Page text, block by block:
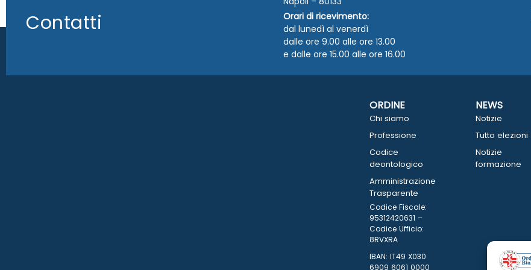
Contatti
Orari di ricevimento:
dal lunedì al venerdì
dalle ore 9.00 alle ore 13.00
e dalle ore 15.00 alle ore 16.00
ORDINE
Chi siamo
Professione
Codice
deontologico
Amministrazione
Trasparente
Codice Fiscale:
95312420631 –
Codice Ufficio:
8RVXRA
IBAN: IT49 X030
6909 6061 0000
NEWS
Notizie
Tutto elezioni
Notizie
formazione